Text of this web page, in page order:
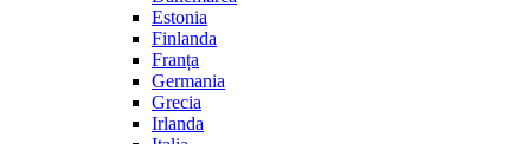
Estonia
Finlanda
Franța
Germania
Grecia
Irlanda